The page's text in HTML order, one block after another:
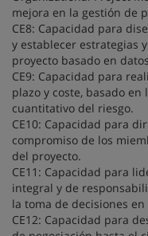
mejora en la gestión de
CE8: Capacidad para
y establecer estrategias
proyecto basado en
CE9: Capacidad para
plazo y coste, basado
cuantitativo del riesgo.
CE10: Capacidad para
compromiso de los
del proyecto.
CE11: Capacidad para
integral y de
la toma de decisiones
CE12: Capacidad para